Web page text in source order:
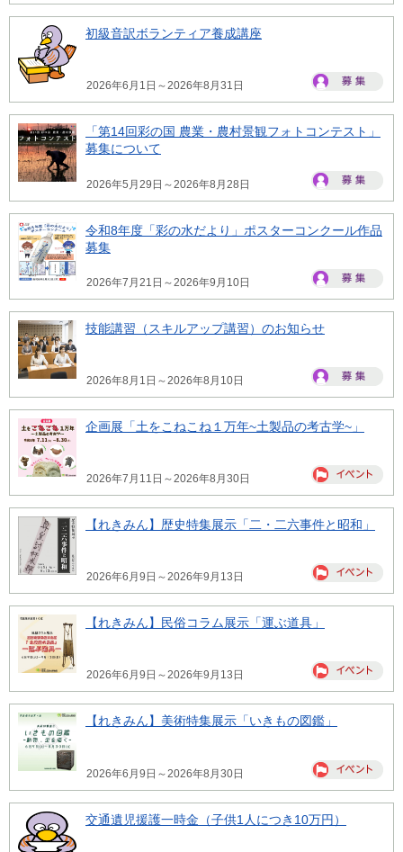
初級音訳ボランティア養成講座
2026年6月1日～2026年8月31日
「第14回彩の国 農業・農村景観フォトコンテスト」
募集について
2026年5月29日～2026年8月28日
令和8年度「彩の水だより」ポスターコンクール作品
募集
2026年7月21日～2026年9月10日
技能講習（スキルアップ講習）のお知らせ
2026年8月1日～2026年8月10日
企画展「土をこねこね１万年~土製品の考古学~」
2026年7月11日～2026年8月30日
【れきみん】歴史特集展示「二・二六事件と昭和」
2026年6月9日～2026年9月13日
【れきみん】民俗コラム展示「運ぶ道具」
2026年6月9日～2026年9月13日
【れきみん】美術特集展示「いきもの図鑑」
2026年6月9日～2026年8月30日
交通遺児援護一時金（子供1人につき10万円）